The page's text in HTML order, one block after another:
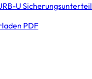
U
PDF